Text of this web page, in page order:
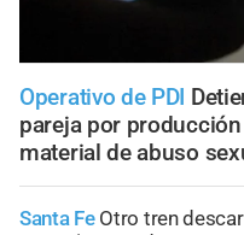
Operativo de PDI
pareja por
material de abuso
Santa Fe Otro tren